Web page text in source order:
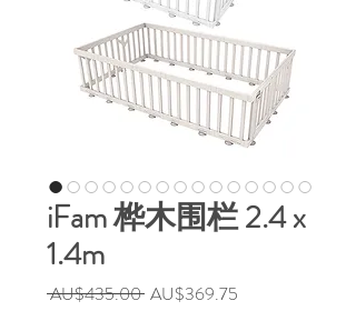
iFam 桦木围栏 2.4 x
1.4m
AU$435.00 一AU$369.75